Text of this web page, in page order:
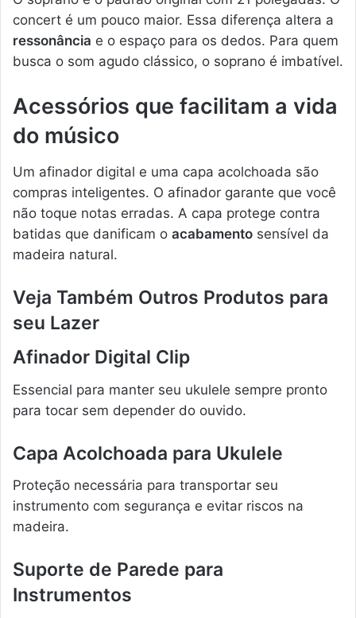
concert é um pouco maior. Essa diferença altera a
ressonância e o espaço para os dedos. Para quem
busca o som agudo clássico, o soprano é imbatível.
Acessórios que facilitam a vida
do músico
Um afinador digital e uma capa acolchoada são
compras inteligentes. O afinador garante que você
não toque notas erradas. A capa protege contra
batidas que danificam o acabamento sensível da
madeira natural.
Veja Também Outros Produtos para
seu Lazer
Afinador Digital Clip
Essencial para manter seu ukulele sempre pronto
para tocar sem depender do ouvido.
Capa Acolchoada para Ukulele
Proteção necessária para transportar seu
instrumento com segurança e evitar riscos na
madeira.
Suporte de Parede para
Instrumentos